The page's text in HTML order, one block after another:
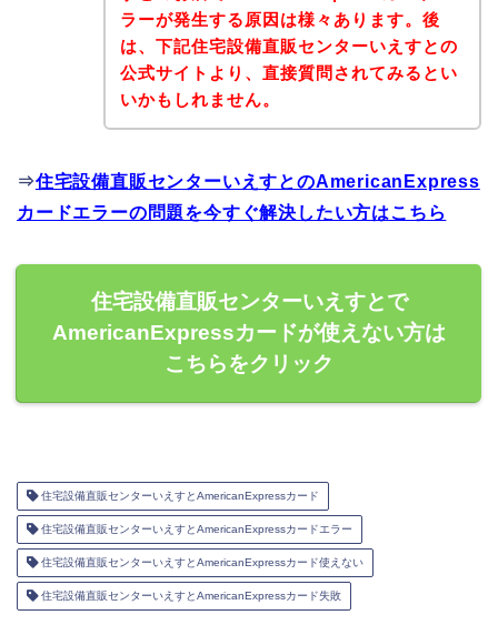
ラーが発生する原因は様々あります。後
は、下記住宅設備直販センターいえすとの
公式サイトより、直接質問されてみるとい
いかもしれません。
⇒住宅設備直販センターいえすとのAmericanExpress
カードエラーの問題を今すぐ解決したい方はこちら
住宅設備直販センターいえすとで
AmericanExpressカードが使えない方は
こちらをクリック
住宅設備直販センターいえすとAmericanExpressカード
住宅設備直販センターいえすとAmericanExpressカードエラー
住宅設備直販センターいえすとAmericanExpressカード使えない
住宅設備直販センターいえすとAmericanExpressカード失敗